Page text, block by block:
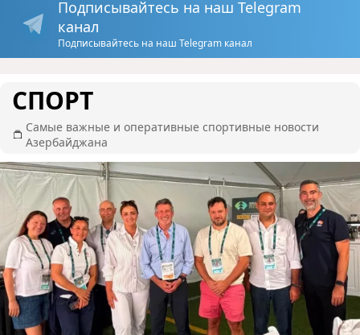
Подписывайтесь на наш Telegram
канал
Подписывайтесь на наш Telegram канал
СПОРТ
Самые важные и оперативные спортивные новости
Азербайджана